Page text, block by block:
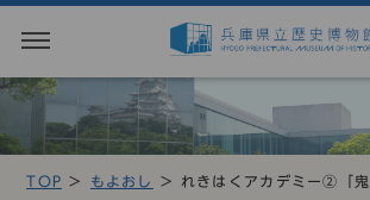
TOP もよおし れきはくアカデミー②「鬼
閲覧サポート